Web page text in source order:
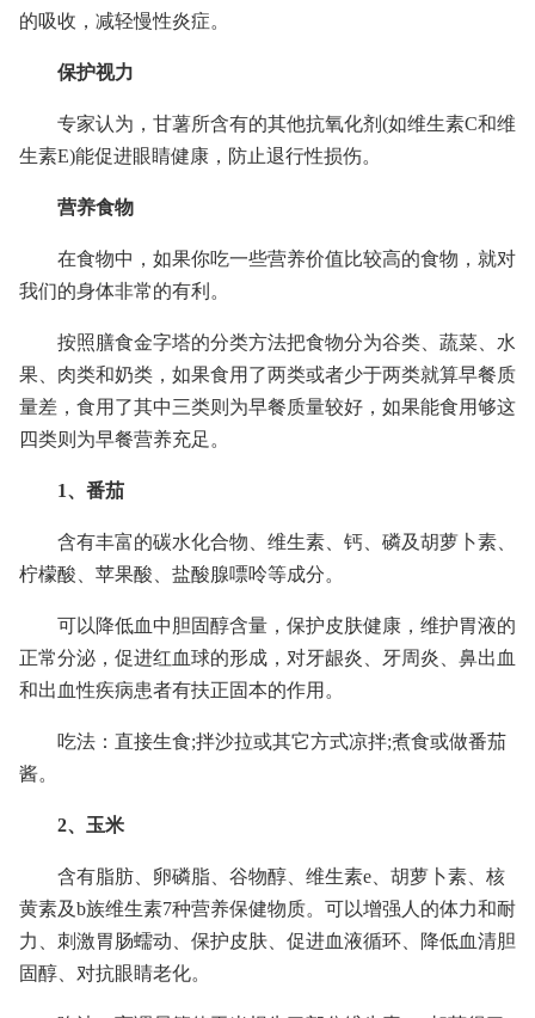
的吸收，减轻慢性炎症。
保护视力
专家认为，甘薯所含有的其他抗氧化剂(如维生素C和维
生素E)能促进眼睛健康，防止退行性损伤。
营养食物
在食物中，如果你吃一些营养价值比较高的食物，就对
我们的身体非常的有利。
按照膳食金字塔的分类方法把食物分为谷类、蔬菜、水
果、肉类和奶类，如果食用了两类或者少于两类就算早餐质
量差，食用了其中三类则为早餐质量较好，如果能食用够这
四类则为早餐营养充足。
1、番茄
含有丰富的碳水化合物、维生素、钙、磷及胡萝卜素、
柠檬酸、苹果酸、盐酸腺嘌呤等成分。
可以降低血中胆固醇含量，保护皮肤健康，维护胃液的
正常分泌，促进红血球的形成，对牙龈炎、牙周炎、鼻出血
和出血性疾病患者有扶正固本的作用。
吃法：直接生食;拌沙拉或其它方式凉拌;煮食或做番茄
酱。
2、玉米
含有脂肪、卵磷脂、谷物醇、维生素e、胡萝卜素、核
黄素及b族维生素7种营养保健物质。可以增强人的体力和耐
力、刺激胃肠蠕动、保护皮肤、促进血液循环、降低血清胆
固醇、对抗眼睛老化。